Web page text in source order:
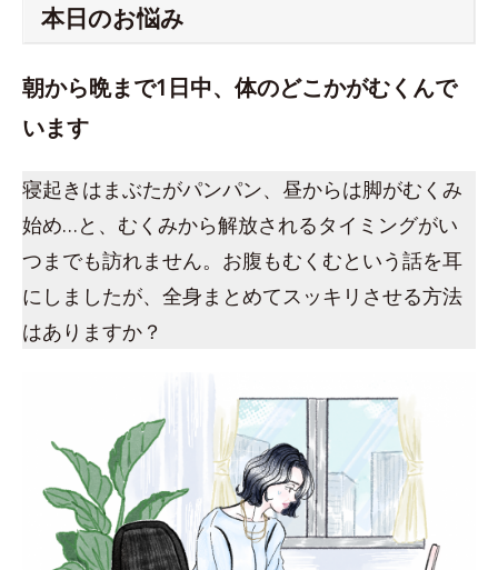
本日のお悩み
朝から晩まで1日中、体のどこかがむくんで
います
寝起きはまぶたがパンパン、昼からは脚がむくみ
始め…と、むくみから解放されるタイミングがい
つまでも訪れません。お腹もむくむという話を耳
にしましたが、全身まとめてスッキリさせる方法
はありますか？